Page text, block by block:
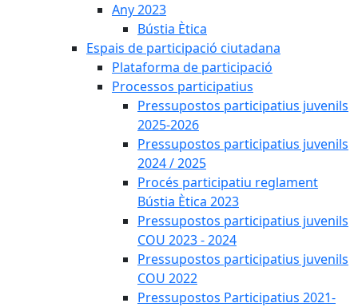
Any 2023
Bústia Ètica
Espais de participació ciutadana
Plataforma de participació
Processos participatius
Pressupostos participatius juvenils
2025-2026
Pressupostos participatius juvenils
2024 / 2025
Procés participatiu reglament
Bústia Ètica 2023
Pressupostos participatius juvenils
COU 2023 - 2024
Pressupostos participatius juvenils
COU 2022
Pressupostos Participatius 2021-